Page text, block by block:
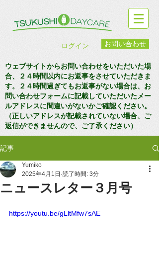
お問い合わせ
ログイン
ウェブサイトからお問い合わせをいただいた場
合、２４時間以内にお返事をさせていただきま
す。２４時間過ぎてもお返事がない場合は、お
問い合わせフォームに記載していただいたメー
ルアドレスに間違いがないかご確認ください。
（正しいアドレスが記載されていない場合、ご
返信ができませんので、ご了承ください）
記事
ニュースレター３月号
Yumiko
2025年4月1日 読了時間: 3分
https://youtu.be/gLltMfw7sAE